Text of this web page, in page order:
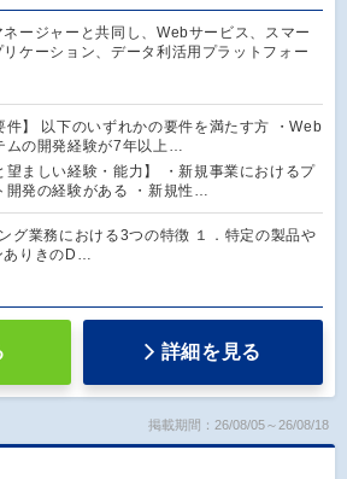
ージャーと共同し、Webサービス、スマー
リケーション、データ利活用プラットフォー
件】 以下のいずれかの要件を満たす方 ・Web
ムの開発経験が7年以上…
望ましい経験・能力】 ・新規事業におけるプ
開発の経験がある ・新規性…
グ業務における3つの特徴 １．特定の製品や
ありきのD…
詳細を見る
掲載期間：26/08/05～26/08/18